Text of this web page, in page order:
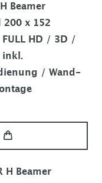
Beamer
200 x 152
HD / 3D /
inkl.
/ Wand-
H Beamer